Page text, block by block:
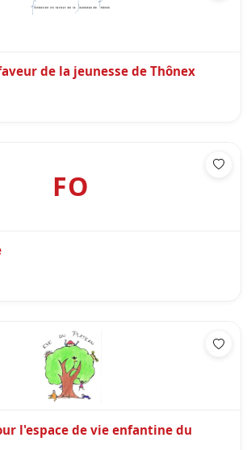
de la jeunesse de Thônex
FO
l'espace de vie enfantine du